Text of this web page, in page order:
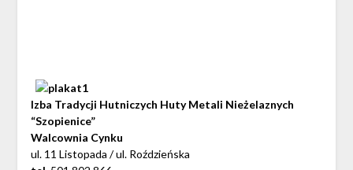
Izba Tradycji Hutniczych Huty Metali Nieżelaznych
“Szopienice”
Walcownia Cynku
ul. 11 Listopada / ul. Roździeńska